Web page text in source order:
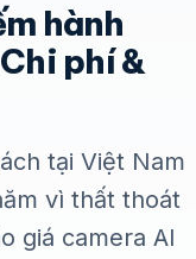
hành
phí &
tại Việt Nam
vì thất thoát
giá camera AI